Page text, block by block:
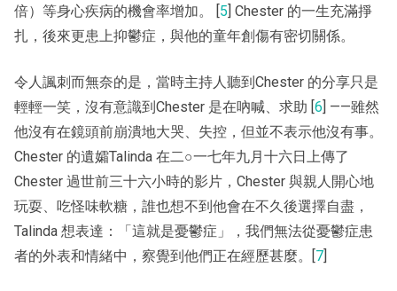
倍）等身心疾病的機會率增加。 [5] Chester 的一生充滿掙
扎，後來更患上抑鬱症，與他的童年創傷有密切關係。
令人諷刺而無奈的是，當時主持人聽到Chester 的分享只是
輕輕一笑，沒有意識到Chester 是在吶喊、求助 [6] ——雖然
他沒有在鏡頭前崩潰地大哭、失控，但並不表示他沒有事。
Chester 的遺孀Talinda 在二○一七年九月十六日上傳了
Chester 過世前三十六小時的影片，Chester 與親人開心地
玩耍、吃怪味軟糖，誰也想不到他會在不久後選擇自盡，
Talinda 想表達：「這就是憂鬱症」，我們無法從憂鬱症患
者的外表和情緒中，察覺到他們正在經歷甚麼。[7]